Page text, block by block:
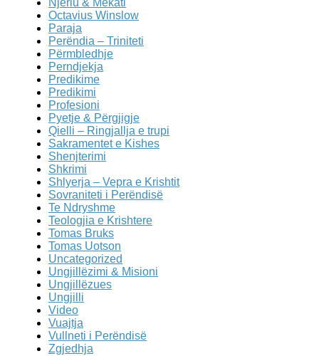
Njeriu & Mëkati
Octavius Winslow
Paraja
Perëndia – Triniteti
Përmbledhje
Perndjekja
Predikime
Predikimi
Profesioni
Pyetje & Përgjigje
Qielli – Ringjallja e trupi
Sakramentet e Kishes
Shenjterimi
Shkrimi
Shlyerja – Vepra e Krishtit
Sovraniteti i Perëndisë
Te Ndryshme
Teologjia e Krishtere
Tomas Bruks
Tomas Uotson
Uncategorized
Ungjillëzimi & Misioni
Ungjillëzues
Ungjilli
Video
Vuajtja
Vullneti i Perëndisë
Zgjedhja